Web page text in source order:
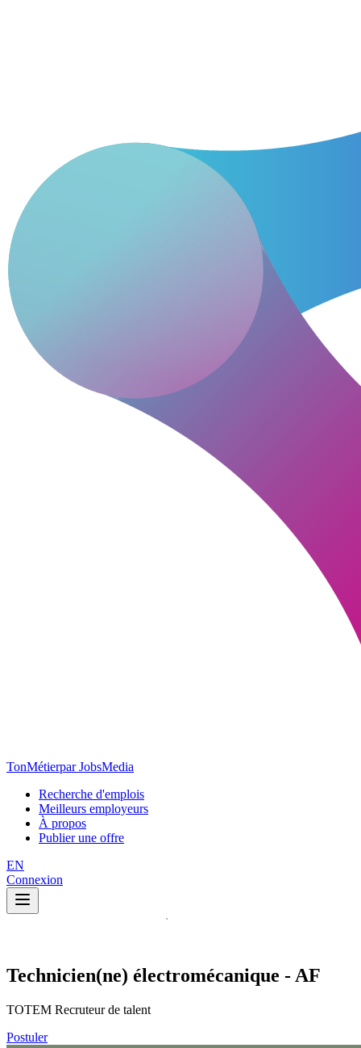
TonMétierpar JobsMedia
Recherche d'emplois
Meilleurs employeurs
À propos
Publier une offre
EN
Connexion
Technicien(ne) électromécanique - AF
TOTEM Recruteur de talent
Postuler